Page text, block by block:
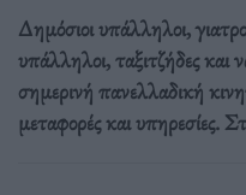
Δημόσιοι υπάλληλοι,
υπάλληλοι, ταξιτζήδες και
σημερινή πανελλαδική
μεταφορές και υπηρεσίες.